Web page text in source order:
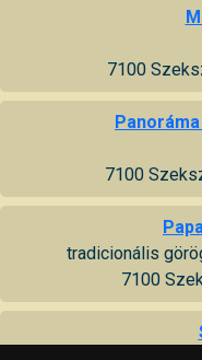
7100
7100
tradicionális
7100